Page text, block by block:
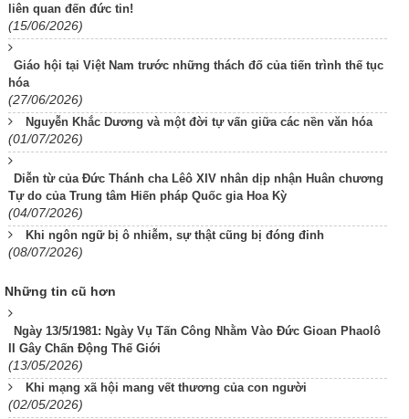
liên quan đến đức tin!
(15/06/2026)
Giáo hội tại Việt Nam trước những thách đố của tiến trình thế tục
hóa
(27/06/2026)
Nguyễn Khắc Dương và một đời tự vấn giữa các nền văn hóa
(01/07/2026)
Diễn từ của Đức Thánh cha Lêô XIV nhân dịp nhận Huân chương
Tự do của Trung tâm Hiến pháp Quốc gia Hoa Kỳ
(04/07/2026)
Khi ngôn ngữ bị ô nhiễm, sự thật cũng bị đóng đinh
(08/07/2026)
Những tin cũ hơn
Ngày 13/5/1981: Ngày Vụ Tấn Công Nhằm Vào Đức Gioan Phaolô
II Gây Chấn Động Thế Giới
(13/05/2026)
Khi mạng xã hội mang vết thương của con người
(02/05/2026)